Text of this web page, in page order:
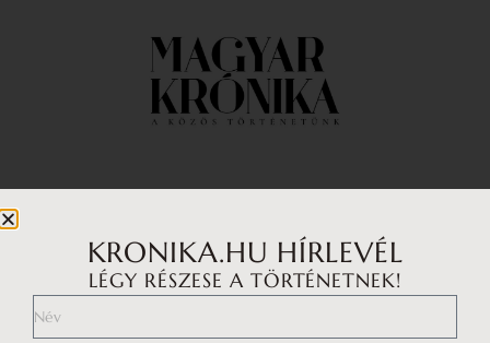
Médiaajánlat
KRONIKA.HU HÍRLEVÉL
LÉGY RÉSZESE A TÖRTÉNETNEK!